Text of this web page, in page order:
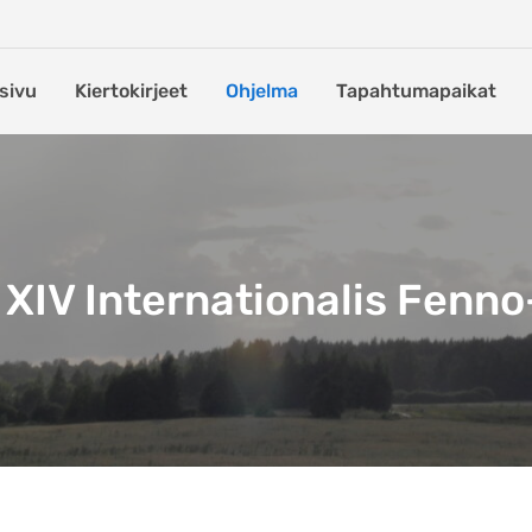
Kiertokirjeet Ohjelma Tapahtumapaikat
Internationalis